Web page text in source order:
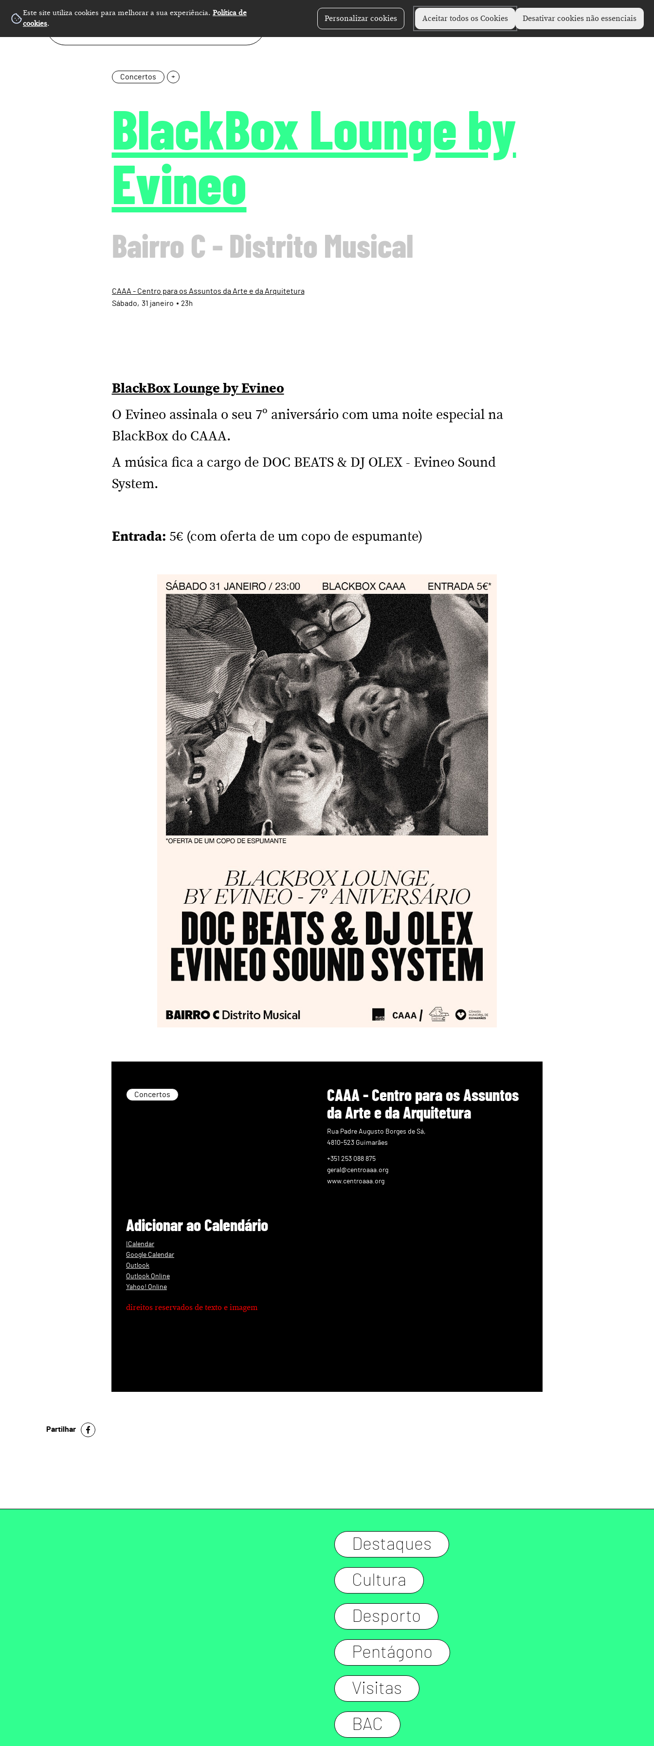
Este site utiliza cookies para melhorar a sua experiência. Política de
cookies.
Personalizar cookies Aceitar todos os Cookies Desativar cookies não essenciais
Concertos +
BlackBox Lounge by
Evineo
Bairro C - Distrito Musical
CAAA - Centro para os Assuntos da Arte e da Arquitetura
31 janeiro
Sábado 23h
BlackBox Lounge by Evineo
O Evineo assinala o seu 7º aniversário com uma noite especial na
BlackBox do CAAA.
A música fica a cargo de DOC BEATS & DJ OLEX - Evineo Sound
System.
Entrada: 5€ (com oferta de um copo de espumante)
Concertos
CAAA - Centro para os Assuntos
da Arte e da Arquitetura
Rua Padre Augusto Borges de Sá,
4810-523 Guimarães
+351 253 088 875
geral@centroaaa.org
www.centroaaa.org
Adicionar ao Calendário
ICalendar
Google Calendar
Outlook
Outlook Online
Yahoo! Online
direitos reservados de texto e imagem
Partilhar
Destaques
Cultura
Desporto
Pentágono
Visitas
BAC